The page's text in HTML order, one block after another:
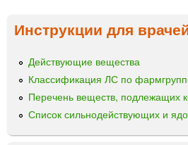
цИнструкции для
Действующие вещества
Классификация ЛС по
Перечень веществ, подлежащих
Список сильнодействующих и